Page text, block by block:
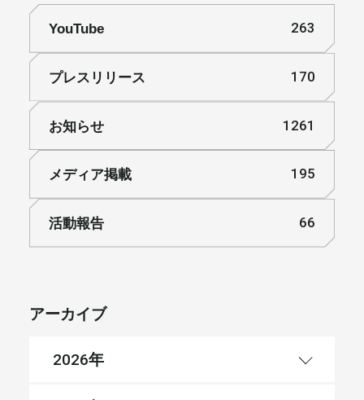
YouTube 263
プレスリリース 170
お知らせ 1261
メディア掲載 195
活動報告 66
アーカイブ
2026年